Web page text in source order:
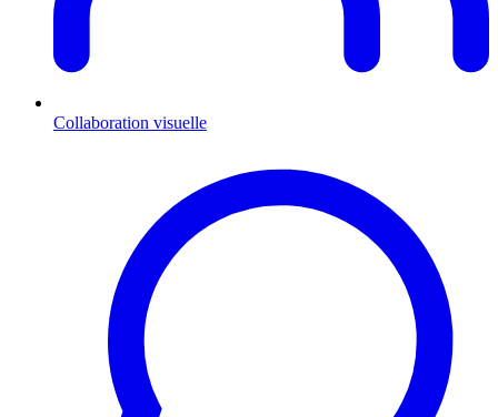
Collaboration visuelle